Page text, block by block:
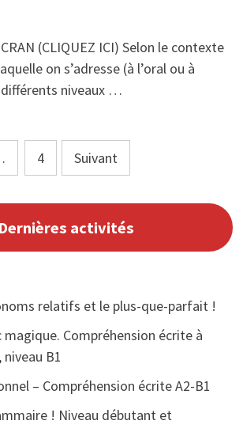
(CLIQUEZ ICI) Selon le contexte
on s’adresse (à l’oral ou à
niveaux …
4 Suivant
Dernières activités
relatifs et le plus-que-parfait !
magique. Compréhension écrite à
B1
– Compréhension écrite A2-B1
! Niveau débutant et